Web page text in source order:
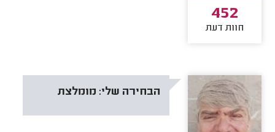
452
חוות דעת
הבחירה שלי: מומלצת